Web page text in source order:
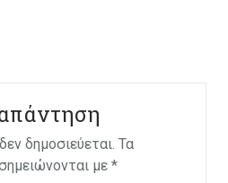
δημοσιεύεται. Τα
με *